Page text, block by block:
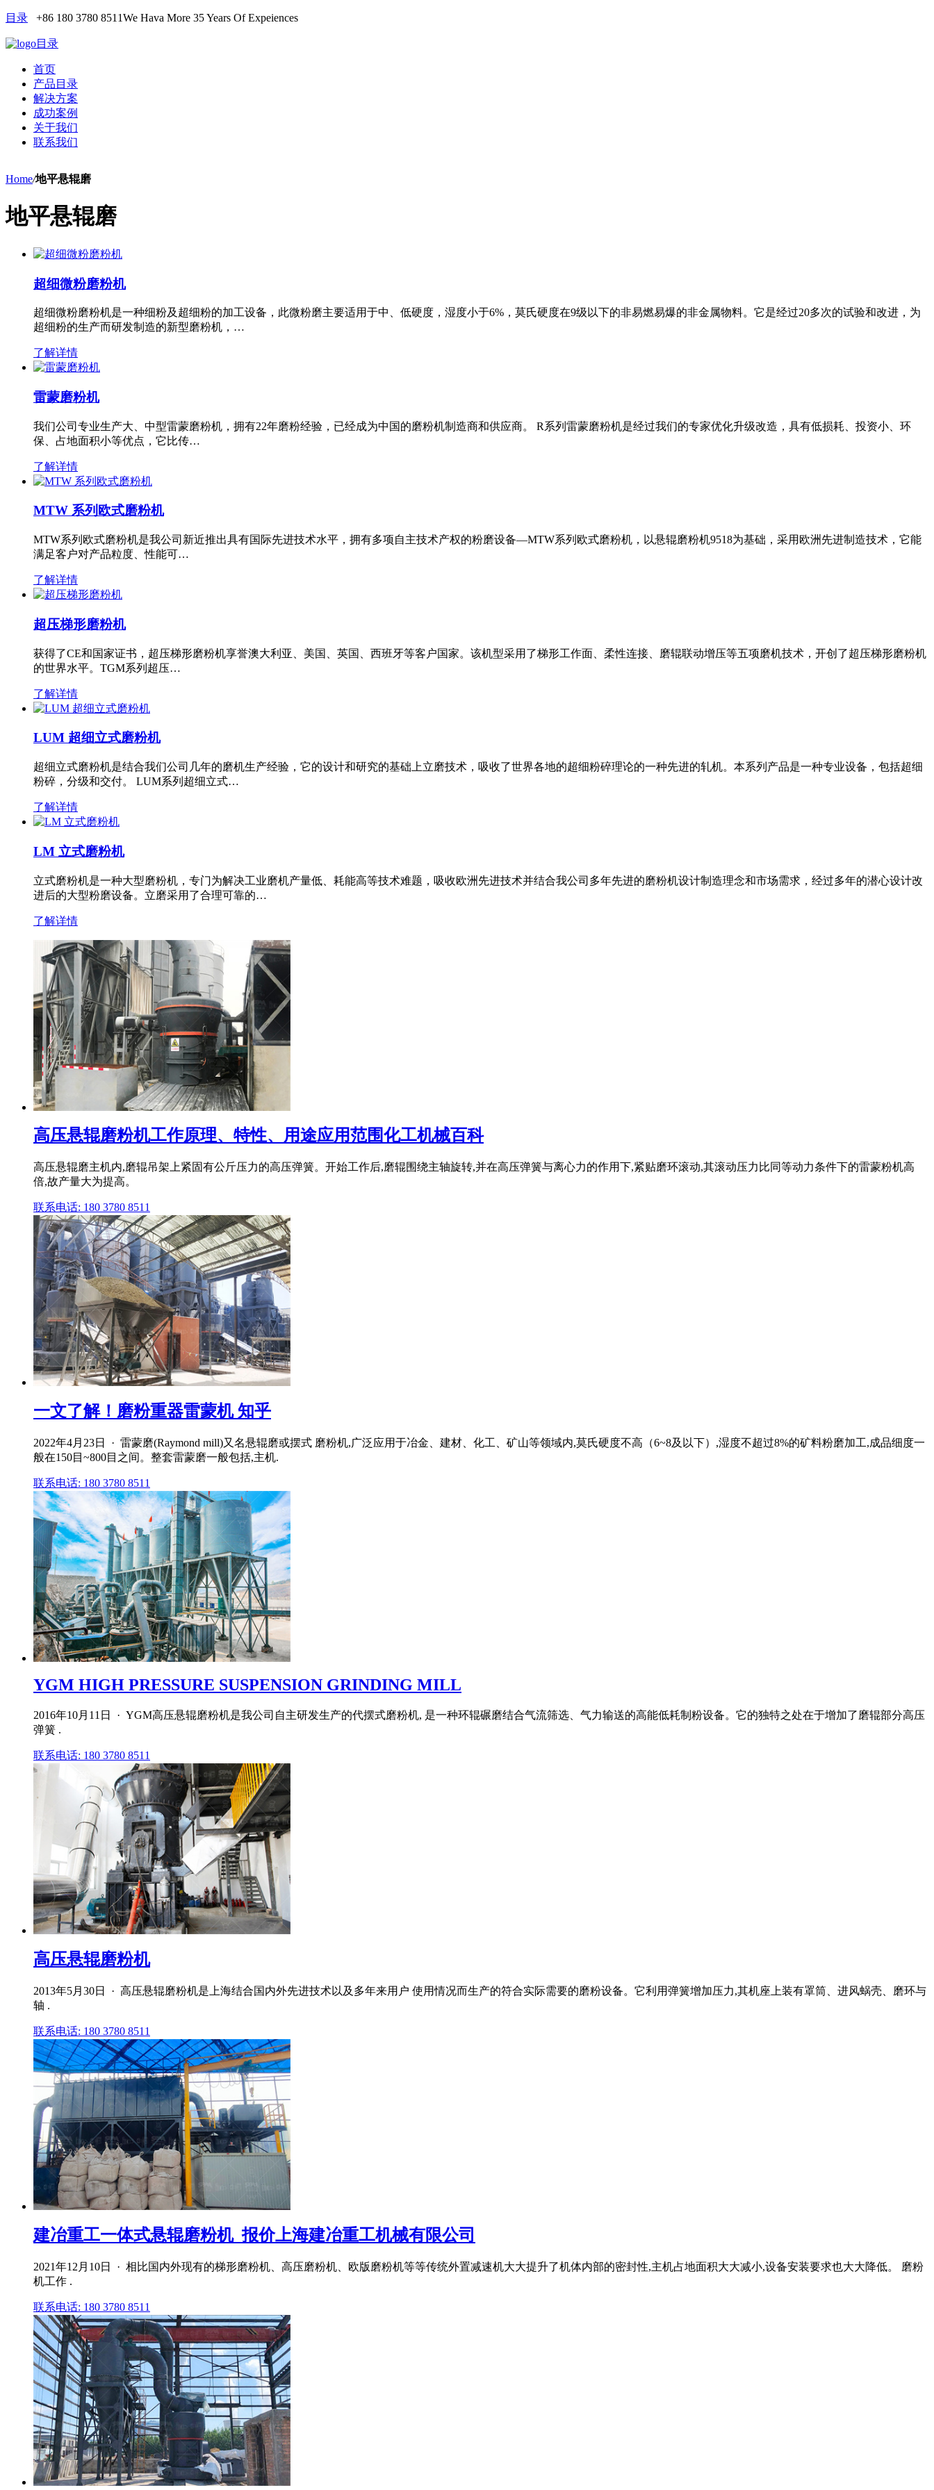
目录 +86 180 3780 8511We Hava More 35 Years Of Expeiences
目录
首页
产品目录
解决方案
成功案例
关于我们
联系我们
Home/地平悬辊磨
地平悬辊磨
超细微粉磨粉机
超细微粉磨粉机是一种细粉及超细粉的加工设备，此微粉磨主要适用于中、低硬度，湿度小于6%，莫氏硬度在9级以下的非易燃易爆的非金属物料。它是经过20多次的试验和改进，为
超细粉的生产而研发制造的新型磨粉机，…
了解详情
雷蒙磨粉机
我们公司专业生产大、中型雷蒙磨粉机，拥有22年磨粉经验，已经成为中国的磨粉机制造商和供应商。 R系列雷蒙磨粉机是经过我们的专家优化升级改造，具有低损耗、投资小、环
保、占地面积小等优点，它比传…
了解详情
MTW 系列欧式磨粉机
MTW系列欧式磨粉机是我公司新近推出具有国际先进技术水平，拥有多项自主技术产权的粉磨设备—MTW系列欧式磨粉机，以悬辊磨粉机9518为基础，采用欧洲先进制造技术，它能
满足客户对产品粒度、性能可…
了解详情
超压梯形磨粉机
获得了CE和国家证书，超压梯形磨粉机享誉澳大利亚、美国、英国、西班牙等客户国家。该机型采用了梯形工作面、柔性连接、磨辊联动增压等五项磨机技术，开创了超压梯形磨粉机
的世界水平。TGM系列超压…
了解详情
LUM 超细立式磨粉机
超细立式磨粉机是结合我们公司几年的磨机生产经验，它的设计和研究的基础上立磨技术，吸收了世界各地的超细粉碎理论的一种先进的轧机。本系列产品是一种专业设备，包括超细
粉碎，分级和交付。 LUM系列超细立式…
了解详情
LM 立式磨粉机
立式磨粉机是一种大型磨粉机，专门为解决工业磨机产量低、耗能高等技术难题，吸收欧洲先进技术并结合我公司多年先进的磨粉机设计制造理念和市场需求，经过多年的潜心设计改
进后的大型粉磨设备。立磨采用了合理可靠的…
了解详情
高压悬辊磨粉机工作原理、特性、用途应用范围化工机械百科
高压悬辊磨主机内,磨辊吊架上紧固有公斤压力的高压弹簧。开始工作后,磨辊围绕主轴旋转,并在高压弹簧与离心力的作用下,紧贴磨环滚动,其滚动压力比同等动力条件下的雷蒙粉机高
倍,故产量大为提高。
联系电话: 180 3780 8511
一文了解！磨粉重器雷蒙机 知乎
2022年4月23日 · 雷蒙磨(Raymond mill)又名悬辊磨或摆式 磨粉机,广泛应用于冶金、建材、化工、矿山等领域内,莫氏硬度不高（6~8及以下）,湿度不超过8%的矿料粉磨加工,成品细度一
般在150目~800目之间。整套雷蒙磨一般包括,主机.
联系电话: 180 3780 8511
YGM HIGH PRESSURE SUSPENSION GRINDING MILL
2016年10月11日 · YGM高压悬辊磨粉机是我公司自主研发生产的代摆式磨粉机, 是一种环辊碾磨结合气流筛选、气力输送的高能低耗制粉设备。它的独特之处在于增加了磨辊部分高压
弹簧 .
联系电话: 180 3780 8511
高压悬辊磨粉机
2013年5月30日 · 高压悬辊磨粉机是上海结合国内外先进技术以及多年来用户 使用情况而生产的符合实际需要的磨粉设备。它利用弹簧增加压力,其机座上装有罩筒、进风蜗壳、磨环与
轴 .
联系电话: 180 3780 8511
建冶重工一体式悬辊磨粉机_报价上海建冶重工机械有限公司
2021年12月10日 · 相比国内外现有的梯形磨粉机、高压磨粉机、欧版磨粉机等等传统外置减速机大大提升了机体内部的密封性,主机占地面积大大减小,设备安装要求也大大降低。 磨粉
机工作 .
联系电话: 180 3780 8511